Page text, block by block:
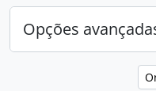
Opções